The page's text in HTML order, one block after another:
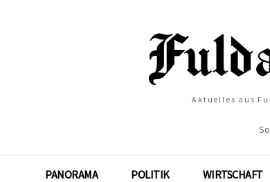
Aktuelles aus
PANORAMA POLITIK WIRTSCHAFT